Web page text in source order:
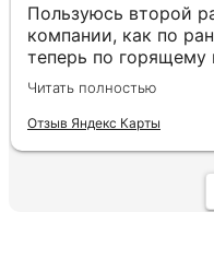
Пользуюсь второй
компании, как по
теперь по горящему
второй раз путёвки
индивидуальные
менеджером Анной
Читать полностью
Отзыв Яндекс Карты